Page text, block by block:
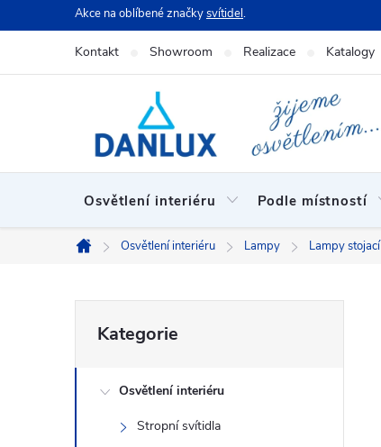
na
Akce na oblíbené značkysvítidel.
Kontakt Showroom Realizace Katalogy
Osvětlení interiéru Podle místností
Domů
Osvětlení interiéru Lampy Lampy stojací
o
kategorie
Kategorie
Osvětlení interiéru
Stropní svítidla